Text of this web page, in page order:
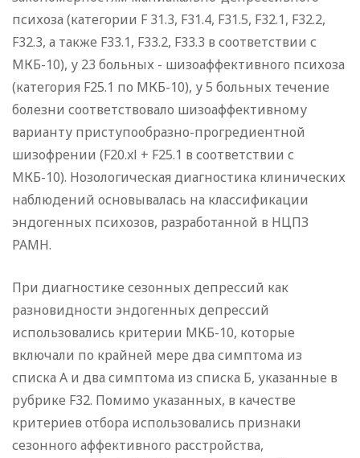
психоза (категории F 31.3, F31.4, F31.5, F32.1, F32.2,
F32.3, а также F33.1, F33.2, F33.3 в соответствии с
МКБ-10), у 23 больных - шизоаффективного психоза
(категория F25.1 по МКБ-10), у 5 больных течение
болезни соответствовало шизоаффективному
варианту приступообразно-прогредиентной
шизофрении (F20.xl + F25.1 в соответствии с
МКБ-10). Нозологическая диагностика клинических
наблюдений основывалась на классификации
эндогенных психозов, разработанной в НЦПЗ
РАМН.
При диагностике сезонных депрессий как
разновидности эндогенных депрессий
использовались критерии МКБ-10, которые
включали по крайней мере два симптома из
списка А и два симптома из списка Б, указанные в
рубрике F32. Помимо указанных, в качестве
критериев отбора использовались признаки
сезонного аффективного расстройства,